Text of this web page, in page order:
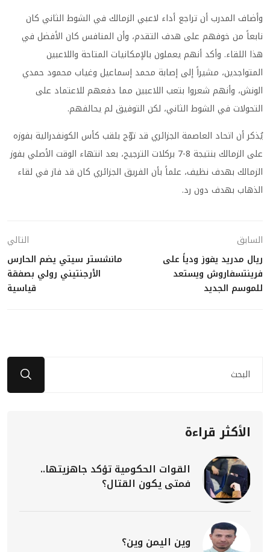
وأضاف المدرب أن تراجع أداء لاعبي الزمالك في الشوط الثاني كان
نابعاً من خوفهم على هدف التقدم، وأن المنافس كان الأفضل في
هذا اللقاء. وأكد أنهم يعملون بالإمكانيات المتاحة واللاعبين
المتواجدين، مشيراً إلى إصابة محمد إسماعيل وغياب محمود حمدي
الونش، وأنهم شعروا بتعب اللاعبين مما دفعهم للاعتماد على
التحولات في الشوط الثاني، لكن التوفيق لم يحالفهم.
يُذكر أن اتحاد العاصمة الجزائري قد توّج بلقب كأس الكونفدرالية بفوزه
على الزمالك بنتيجة 8-7 بركلات الترجيح، بعد انتهاء الوقت الأصلي بفوز
الزمالك بهدف نظيف، علماً بأن الفريق الجزائري كان قد فاز في لقاء
الذهاب بهدف دون رد.
السابق
ريال مدريد يفوز ودياً على
فرينتسفاروش ويستعد
للموسم الجديد
التالي
مانشستر سيتي يضم الحارس
الأرجنتيني رولي بصفقة
قياسية
الأكثر قراءة
القوات الحكومية تؤكد جاهزيتها..
فمتى يكون القتال؟
وين اليمن وين؟